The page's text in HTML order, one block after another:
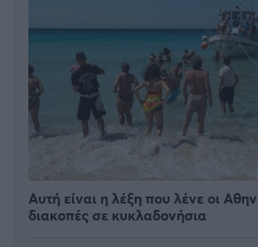
Αυτή είναι η λέξη που λένε οι
διακοπές σε κυκλαδονήσια